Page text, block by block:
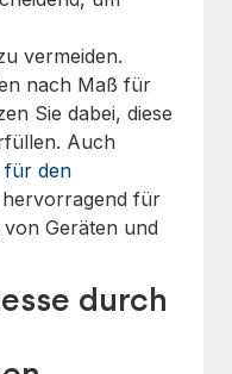
vermeiden.
nach Maß für
Sie dabei, diese
Auch
für den
hervorragend für
Geräten und
durch